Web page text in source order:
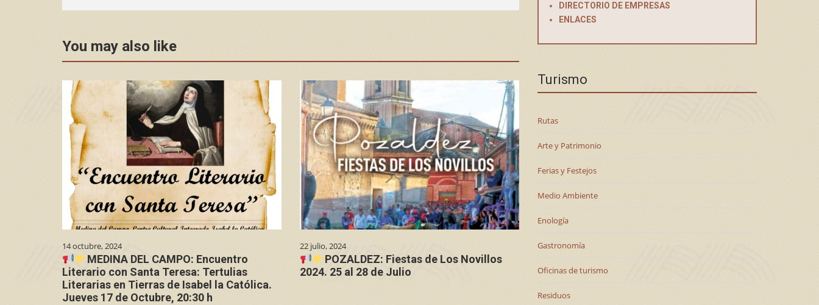
You may also like
14 octubre, 2024
MEDINA DEL CAMPO: Encuentro
Literario con Santa Teresa: Tertulias
Literarias en Tierras de Isabel la Católica.
Jueves 17 de Octubre, 20:30 h
22 julio, 2024
POZALDEZ: Fiestas de Los Novillos
2024. 25 al 28 de Julio
DIRECTORIO DE EMPRESAS
ENLACES
Turismo
Rutas
Arte y Patrimonio
Ferias y Festejos
Medio Ambiente
Enología
Gastronomía
Oficinas de turismo
Residuos